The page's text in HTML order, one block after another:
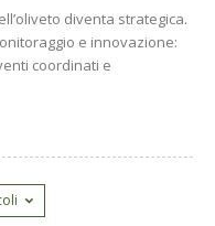
diventa strategica.
e innovazione:
coordinati e